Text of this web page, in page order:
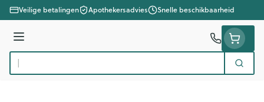
Ga naar de inhoud
Veilige betalingen Apothekersadvies Snelle beschikbaarheid
Menu
Product, merk, categorie...
Zoek